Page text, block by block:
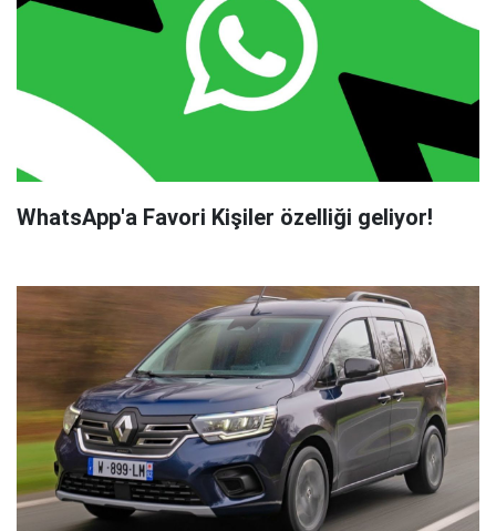
WhatsApp'a Favori Kişiler özelliği geliyor!